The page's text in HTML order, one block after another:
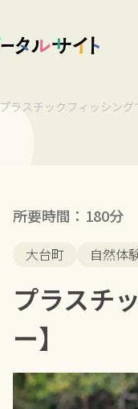
プラスチックフィッシン
所要時間：180分
大台町 自然体
プラスチ
ー】